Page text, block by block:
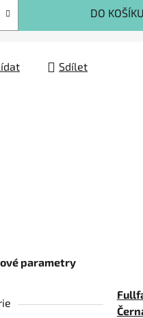
DO KOŠÍKU
Sdílet
parametry